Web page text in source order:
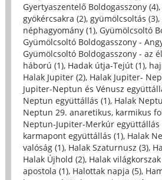
Gyertyaszentelő Boldogasszony (4),
gyökércsakra (2), gyümölcsoltás (3),
néphagyomány (1), Gyümölcsoltó
Gyümölcsoltó Boldogasszony -
Gyümölcsoltó Boldogasszony - az
háború (1), Hadak útja-Tejút (1),
Halak Jupiter (2), Halak Jupiter-
Jupiter-Neptun és Vénusz
Neptun együttállás (1), Halak
Neptun 29. anaretikus, karmikus
Neptun-Jupiter-Merkúr együttállás
karmapont együttállás (1), Halak
valóság (1), Halak Szaturnusz (3),
Halak Újhold (2), Halak világkorszak
apostola (1), Halottak napja (5),